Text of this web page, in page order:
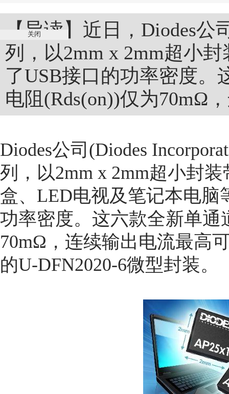
【导读】近日，Diodes
列，以2mm x 2mm超小
了USB接口的功率密度。
电阻(Rds(on))仅为70mΩ
Diodes公司(Diodes
列，以2mm x 2mm超小封
盒、LED电视及笔记本电脑
功率密度。这六款全新单通
70mΩ，连续输出电流最高
的U-DFN2020-6微型封装。
关闭